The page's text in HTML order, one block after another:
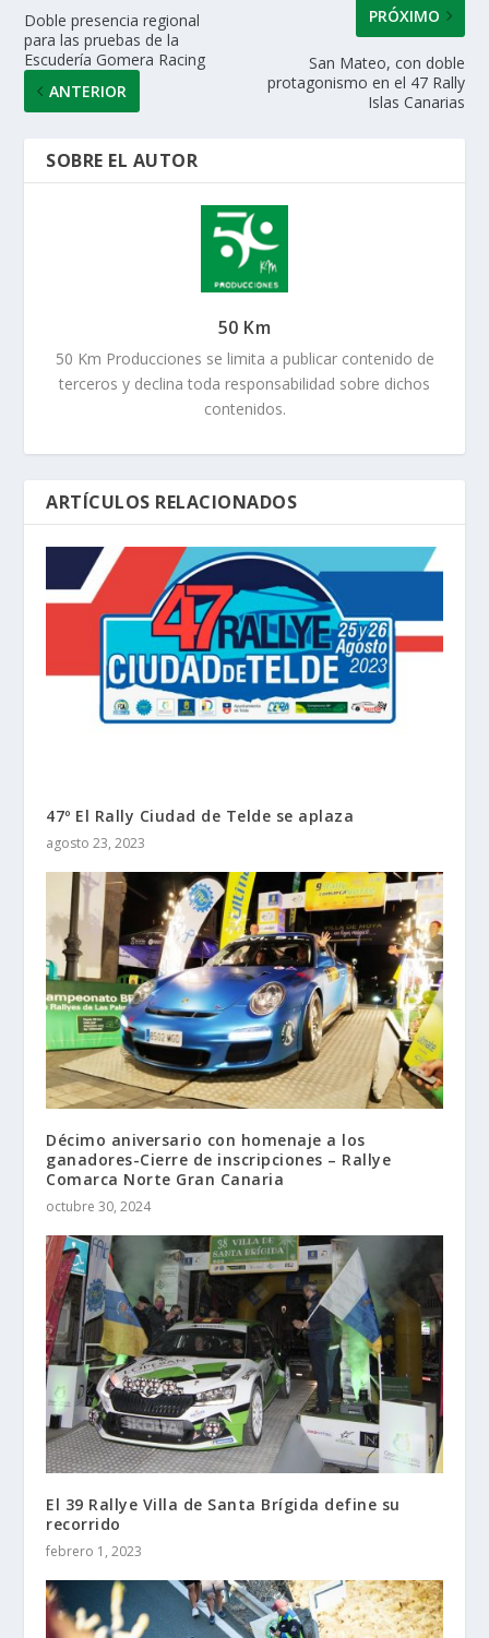
Doble presencia regional
para las pruebas de la
Escudería Gomera Racing
ANTERIOR
PRÓXIMO
San Mateo, con doble
protagonismo en el 47 Rally
Islas Canarias
SOBRE EL AUTOR
50 Km
50 Km Producciones se limita a publicar contenido de
terceros y declina toda responsabilidad sobre dichos
contenidos.
ARTÍCULOS RELACIONADOS
47º El Rally Ciudad de Telde se aplaza
agosto 23, 2023
Décimo aniversario con homenaje a los
ganadores-Cierre de inscripciones – Rallye
Comarca Norte Gran Canaria
octubre 30, 2024
El 39 Rallye Villa de Santa Brígida define su
recorrido
febrero 1, 2023